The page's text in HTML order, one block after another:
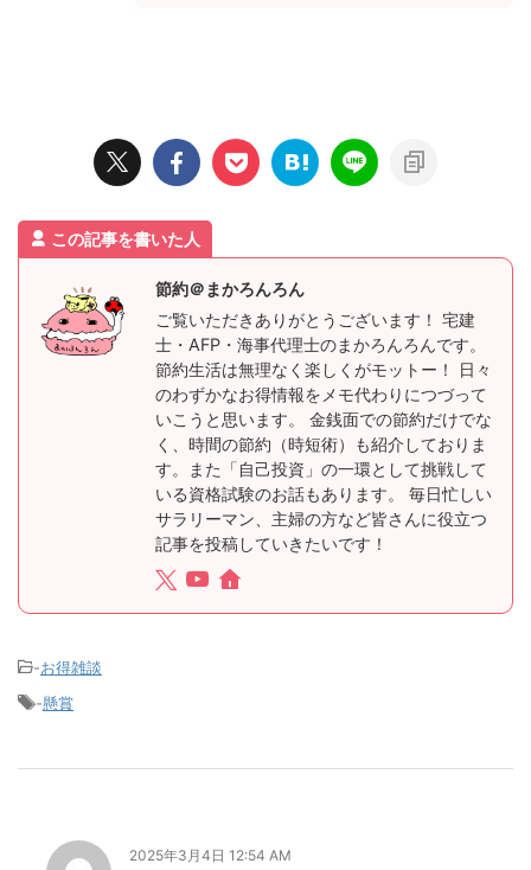
この記事を書いた人
節約＠まかろんろん
ご覧いただきありがとうございます！ 宅建
士・AFP・海事代理士のまかろんろんです。
節約生活は無理なく楽しくがモットー！ 日々
のわずかなお得情報をメモ代わりにつづって
いこうと思います。 金銭面での節約だけでな
く、時間の節約（時短術）も紹介しておりま
す。また「自己投資」の一環として挑戦して
いる資格試験のお話もあります。 毎日忙しい
サラリーマン、主婦の方など皆さんに役立つ
記事を投稿していきたいです！
-お得雑談
-懸賞
2025年3月4日 12:54 AM